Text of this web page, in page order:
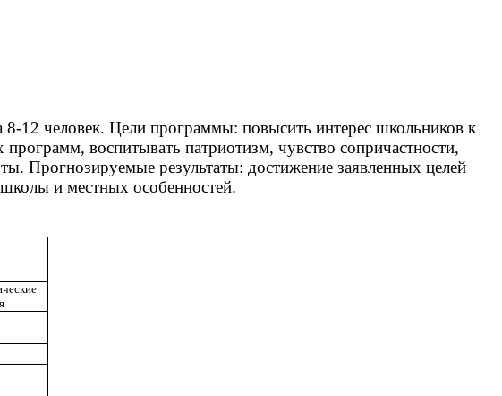
12 человек. Цели программы: повысить интерес школьников к
воспитывать патриотизм, чувство сопричастности,
Прогнозируемые результаты: достижение заявленных целей
и местных особенностей.